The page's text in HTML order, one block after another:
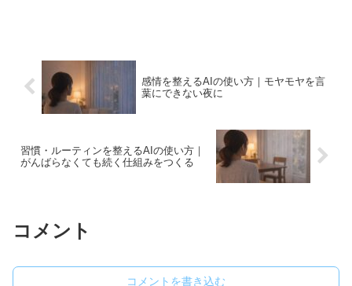
感情を整えるAIの使い方｜モヤモヤを言
葉にできない夜に
習慣・ルーティンを整えるAIの使い方｜
がんばらなくても続く仕組みをつくる
コメント
コメントを書き込む